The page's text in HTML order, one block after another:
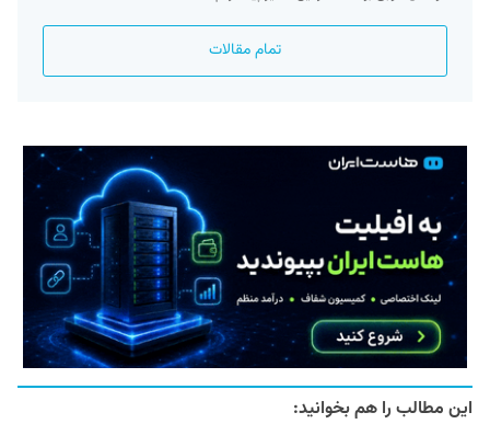
تمام مقالات
این مطالب را هم بخوانید: